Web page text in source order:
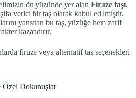
ön yüzünde yer alan Firuze taşı,
verici bir taş olarak kabul edilmiştir.
yansıtan bu taş, yüzüğe hem zarif
kazandırır.
firuze veya alternatif taş seçenekleri
Dokunuşlar